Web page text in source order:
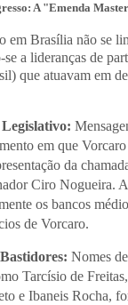
A "Emenda
em Brasília não se
a lideranças de
que atuavam em
em que
da
Ciro Nogueira.
os bancos
de Vorcaro.
Nomes
Tarcísio de
e Ibaneis Rocha,